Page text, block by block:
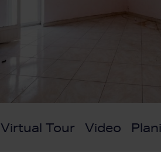
Virtual Tour Video